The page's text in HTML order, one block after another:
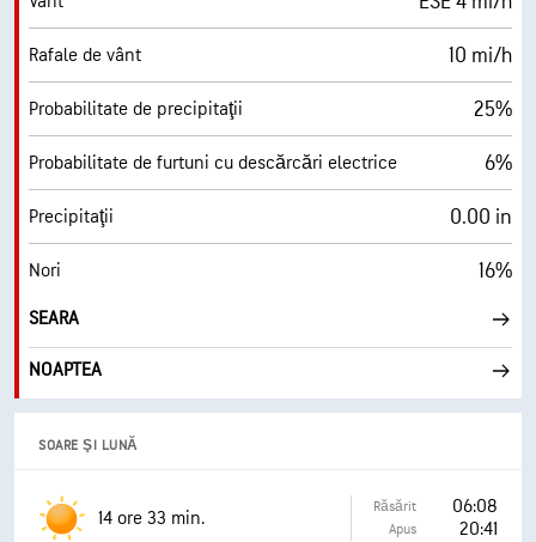
Rafale de vânt 10 mi/h
Probabilitate de precipitaţii 25%
Probabilitate de furtuni cu descărcări electrice 6%
Precipitaţii 0.00 in
Nori 16%
SEARA
NOAPTEA
SOARE ŞI LUNĂ
14 ore 33 min. Răsărit 06:08
Apus 20:41